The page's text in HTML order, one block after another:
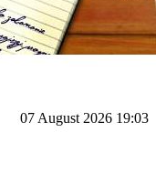
07 August 2026 19:03